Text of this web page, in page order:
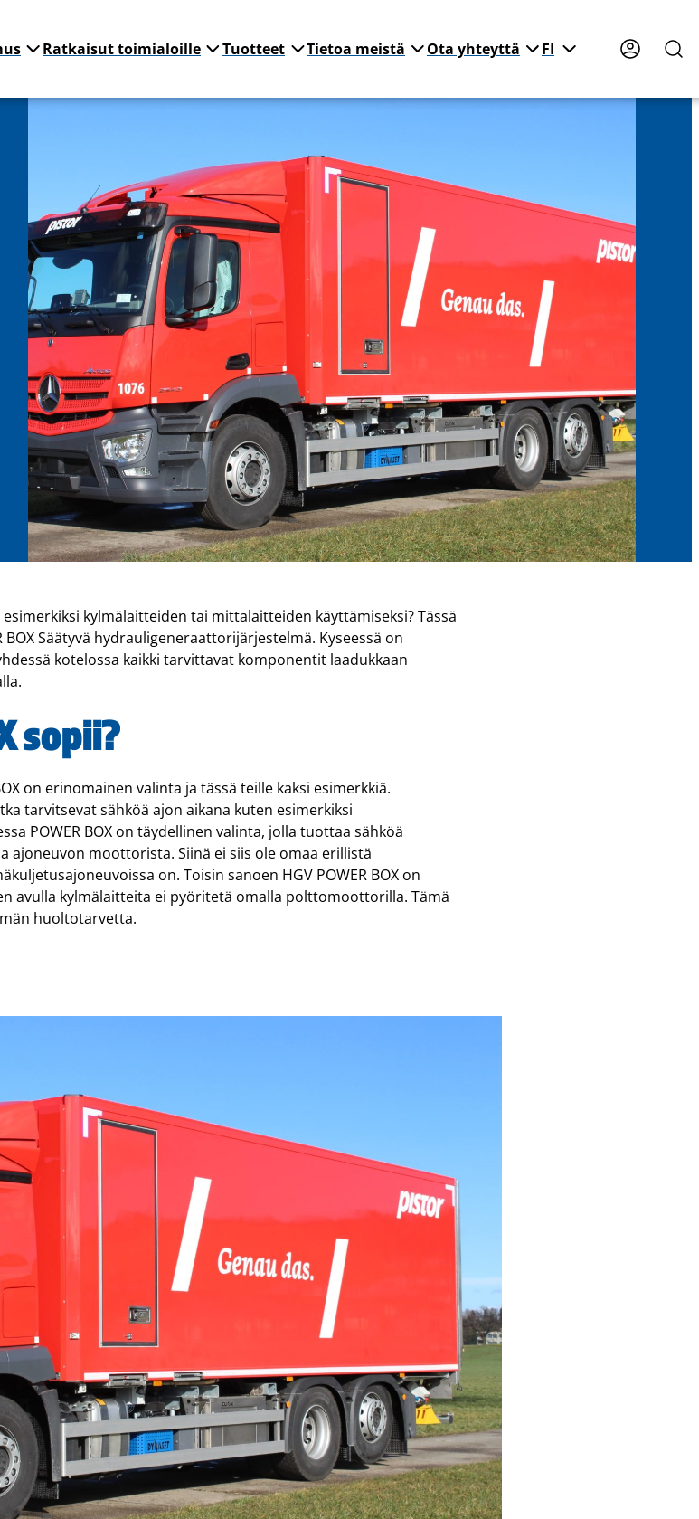
Ratkaisut toimialoille Tuotteet Tietoa meistä Ota yhteyttä FI
kylmälaitteiden tai mittalaitteiden käyttämiseksi? Tässä
BOX Säätyvä hydrauligeneraattorijärjestelmä. Kyseessä on
kotelossa kaikki tarvittavat komponentit laadukkaan
sopii?
on erinomainen valinta ja tässä teille kaksi esimerkkiä.
tarvitsevat sähköä ajon aikana kuten esimerkiksi
POWER BOX on täydellinen valinta, jolla tuottaa sähköä
ajoneuvon moottorista. Siinä ei siis ole omaa erillistä
on. Toisin sanoen HGV POWER BOX on
avulla kylmälaitteita ei pyöritetä omalla polttomoottorilla. Tämä
huoltotarvetta.